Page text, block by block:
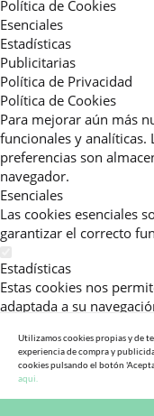
Política de Cookies
Esenciales
Estadísticas
Publicitarias
Política de Privacidad
Política de Cookies
Para mejorar aún más
funcionales y analíticas.
preferencias son
navegador.
Esenciales
Las cookies esenciales
garantizar el correcto
Estadísticas
Estas cookies nos
adaptada a su
consultadas, etc).Al
más su experiencia.
Publicitarias
Utilizamos cookies propias y de
experiencia de compra y
cookies pulsando el botón
aqui.